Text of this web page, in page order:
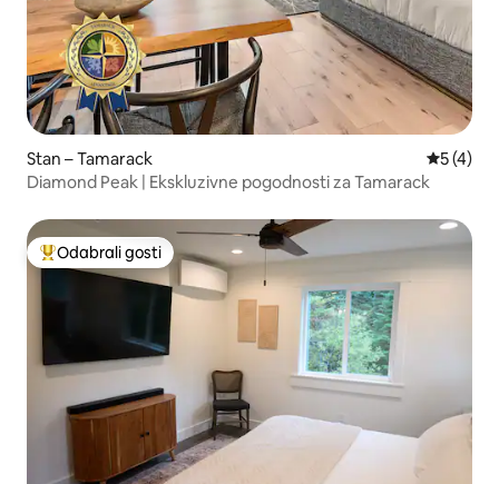
Stan – Tamarack
5 (4)
Diamond Peak | Ekskluzivne pogodnosti za Tamarack
Među najviše rangiranima s oznakom „Odabrali gosti”
Odabrali gosti